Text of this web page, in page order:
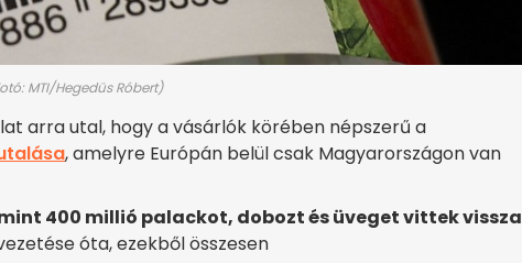
MTI/Hegedüs Róbert)
arra utal, hogy a vásárlók körében népszerű a
, amelyre Európán belül csak Magyarországon van
400 millió palackot, dobozt és üveget vittek vissza
óta, ezekből összesen